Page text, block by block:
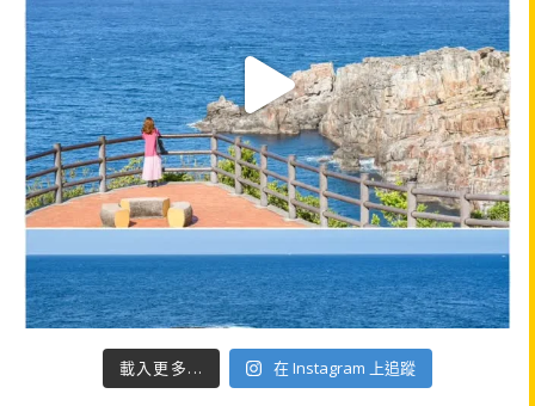
載入更多... 在 Instagram 上追蹤